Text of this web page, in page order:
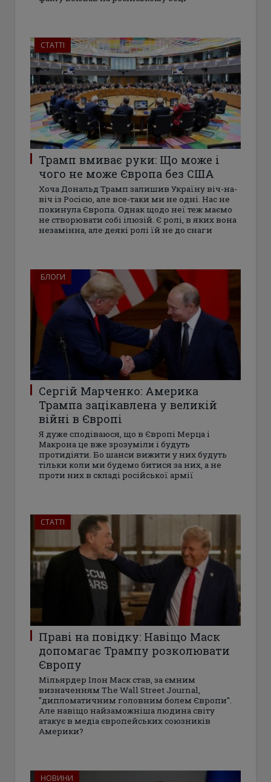
СТАТТІ
Трамп вмиває руки: Що може і
чого не може Європа без США
Хоча Дональд Трамп залишив Україну віч-на-
віч із Росією, але все-таки ми не одні. Нас не
покинула Європа. Однак щодо неї теж маємо
не створювати собі ілюзій. Є ролі, в яких вона
незамінна, але деякі ролі їй не до снаги
БЛОГИ
Сергій Марченко: Америка
Трампа зацікавлена у великій
війні в Європі
Я дуже сподіваюся, що в Європі Мерца і
Макрона це вже зрозуміли і будуть
протидіяти. Бо шанси вижити у них будуть
тільки коли ми будемо битися за них, а не
проти них в складі російської армії
СТАТТІ
Праві на повідку: Навіщо Маск
допомагає Трампу розколювати
Європу
Мільярдер Ілон Маск став, за ємним
визначенням The Wall Street Journal,
"дипломатичним головним болем Європи".
Але навіщо найзаможніша людина світу
атакує в медіа європейських союзників
Америки?
НОВИНИ